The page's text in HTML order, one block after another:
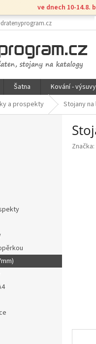
ve dnech 10-14.8.
Šatna Kování - výsuvy
a prospekty Stojany
Značka: